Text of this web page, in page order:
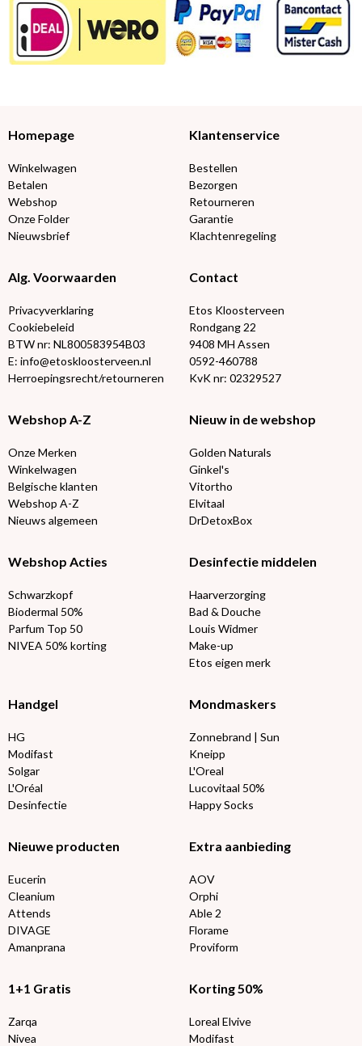
Homepage
Winkelwagen
Betalen
Webshop
Onze Folder
Nieuwsbrief
Klantenservice
Bestellen
Bezorgen
Retourneren
Garantie
Klachtenregeling
Alg. Voorwaarden
Privacyverklaring
Cookiebeleid
BTW nr: NL800583954B03
E: info@etoskloosterveen.nl
Herroepingsrecht/retourneren
Contact
Etos Kloosterveen
Rondgang 22
9408 MH Assen
0592-460788
KvK nr: 02329527
Webshop A-Z
Onze Merken
Winkelwagen
Belgische klanten
Webshop A-Z
Nieuws algemeen
Nieuw in de webshop
Golden Naturals
Ginkel's
Vitortho
Elvitaal
DrDetoxBox
Webshop Acties
Schwarzkopf
Biodermal 50%
Parfum Top 50
NIVEA 50% korting
Desinfectie middelen
Haarverzorging
Bad & Douche
Louis Widmer
Make-up
Etos eigen merk
Handgel
HG
Modifast
Solgar
L'Oréal
Desinfectie
Mondmaskers
Zonnebrand | Sun
Kneipp
L'Oreal
Lucovitaal 50%
Happy Socks
Nieuwe producten
Eucerin
Cleanium
Attends
DIVAGE
Amanprana
Extra aanbieding
AOV
Orphi
Able 2
Florame
Proviform
1+1 Gratis
Zarqa
Nivea
Korting 50%
Loreal Elvive
Modifast